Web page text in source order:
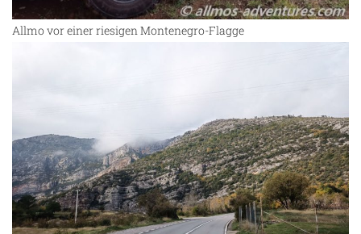
Allmo vor einer riesigen Montenegro-Flagge